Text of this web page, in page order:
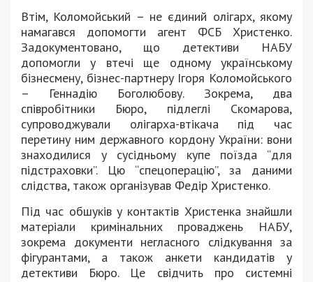
Втім, Коломойський – не єдиний олігарх, якому
намагався допомогти агент ФСБ Христенко.
Задокументовано, що детективи НАБУ
допомогли у втечі ще одному українському
бізнесмену, бізнес-партнеру Ігоря Коломойського
– Геннадію Боголюбову. Зокрема, два
співробітники Бюро, підлеглі Скомарова,
супроводжували олігарха-втікача під час
перетину ним державного кордону України: вони
знаходилися у сусідньому купе поїзда “для
підстраховки”. Цю “спецоперацію”, за даними
слідства, також організував Федір Христенко.
Під час обшуків у контактів Христенка знайшли
матеріали кримінальних проваджень НАБУ,
зокрема документи негласного слідкування за
фігурантами, а також анкети кандидатів у
детективи Бюро. Це свідчить про системні